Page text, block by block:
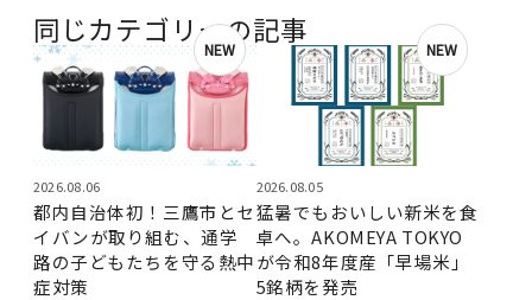
同じカテゴリーの記事
NEW
2026.08.06
都内自治体初！三鷹市とセ
イバンが取り組む、通学
路の子どもたちを守る熱中
症対策
NEW
2026.08.05
猛暑でもおいしい新米を食
卓へ。AKOMEYA TOKYO
が令和8年度産「早場米」
5銘柄を発売